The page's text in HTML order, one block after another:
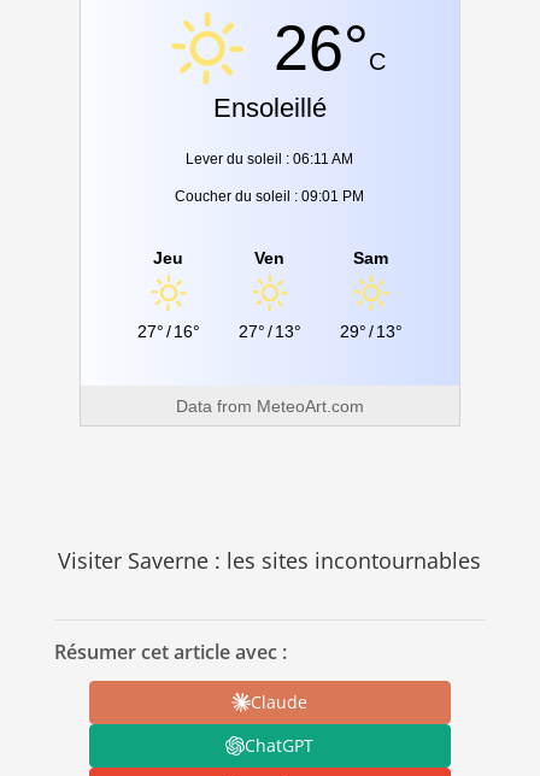
26°C
Ensoleillé
Lever du soleil : 06:11 AM
Coucher du soleil : 09:01 PM
Jeu
27°/16°
Ven
27°/13°
Sam
29°/13°
Data from MeteoArt.com
Visiter Saverne : les sites incontournables
Résumer cet article avec :
Claude
ChatGPT